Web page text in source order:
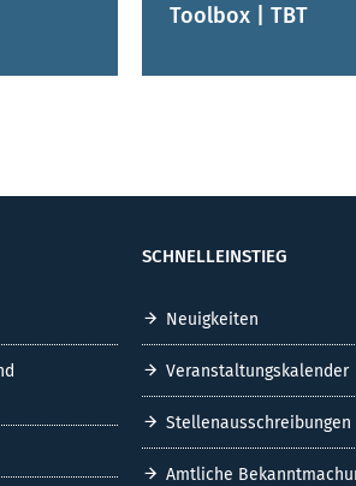
Toolbox | TBT
SCHNELLEINSTIEG
Neuigkeiten
Veranstaltungskalender
Stellenausschreibungen
Amtliche